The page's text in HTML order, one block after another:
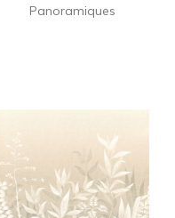
Panoramiques